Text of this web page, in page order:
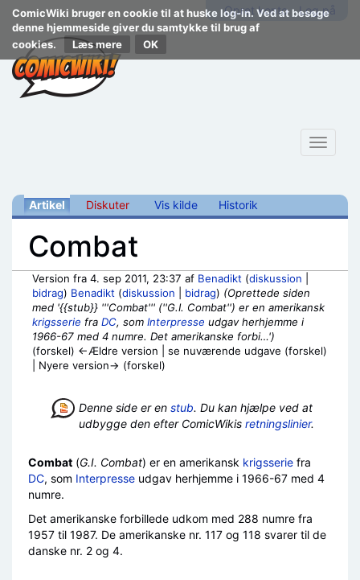
ComicWiki bruger en cookie til at huske log-in. Ved at besøge
denne hjemmeside giver du samtykke til brug af
cookies.
Læs mere
Opret konto Log på
Toggle
Artikel Diskuter Vis kilde Historik
Combat
Version fra 4. sep 2011, 23:37 af Benadikt (diskussion
bidrag) Benadikt (diskussion bidrag) (Oprettede siden
med '{{stub}} '''Combat''' (''G.I. Combat'') er en amerikansk
krigsserie fra DC, som Interpresse udgav herhjemme i
1966-67 med 4 numre. Det amerikanske forbi…')
(forskel) ←Ældre version | se nuværende udgave (forskel)
| Nyere version→ (forskel)
Denne side er en stub. Du kan hjælpe ved at
udbygge den efter ComicWikis retningslinier.
Combat (G.I. Combat) er en amerikansk krigsserie fra
DC, som Interpresse udgav herhjemme i 1966-67 med 4
numre.
Det amerikanske forbillede udkom med 288 numre fra
1957 til 1987. De amerikanske nr. 117 og 118 svarer til de
danske nr. 2 og 4.